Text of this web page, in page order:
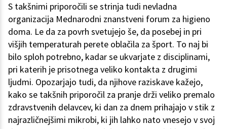
S takšnimi priporočili se strinja tudi nevladna
organizacija Mednarodni znanstveni forum za higieno
doma. Le da za povrh svetujejo še, da posebej in pri
višjih temperaturah perete oblačila za šport. To naj bi
bilo sploh potrebno, kadar se ukvarjate z disciplinami,
pri katerih je prisotnega veliko kontakta z drugimi
ljudmi. Opozarjajo tudi, da njihove raziskave kažejo,
kako se takšnih priporočil za pranje drži veliko premalo
zdravstvenih delavcev, ki dan za dnem prihajajo v stik z
najrazličnejšimi mikrobi, ki jih lahko nato vnesejo v svoj